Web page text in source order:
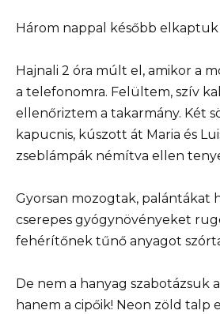
Három nappal később
Hajnali 2 óra múlt el, amikor a
a telefonomra. Felültem, szív
ellenőriztem a takarmány. Két
kapucnis, kúszott át Maria és
zseblámpák némítva ellen
Gyorsan mozogtak, palántákat
cserepes gyógynövényeket
fehérítőnek tűnő anyagot
De nem a hanyag szabotázsuk
hanem a cipőik! Neon zöld talp